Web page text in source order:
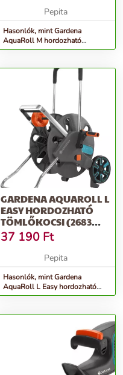
Pepita
Hasonlók, mint Gardena
AquaRoll M hordozható
Tömlőkocsi - kék-szürke
GARDENA AQUAROLL L
EASY HORDOZHATÓ
TÖMLŐKOCSI (2683
UTÓDJA) - SZÜRKE
37 190 Ft
Pepita
Hasonlók, mint Gardena
AquaRoll L Easy hordozható
Tömlőkocsi (2683 utódja) -